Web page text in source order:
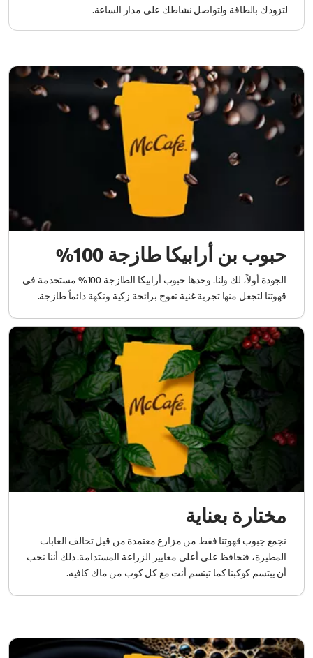
لتزودك بالطاقة ولتواصل نشاطك على مدار الساعة.
حبوب بن أرابيكا طازجة 100%
الجودة أولاً، لك ولنا. وحدها حبوب أرابيكا الطازجة 100% مستخدمة في
قهوتنا لتجعل منها تجربة غنية تفوح برائحة زكية ونكهة دائماً طازجة.
مختارة بعناية
نجمع جبوب قهوتنا فقط من مزارع معتمدة من قبل تحالف الغابات
المطيرة، فنحافظ على أعلى معايير الزراعة المستدامة. ذلك أننا نحب
أن يبتسم كوكبنا كما تبتسم أنت مع كل كوب من ماك كافيه.